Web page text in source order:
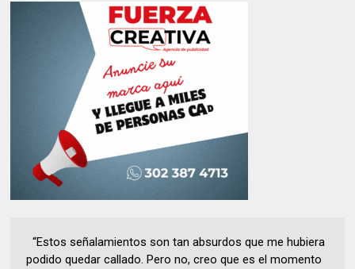
“Estos señalamientos son tan absurdos que me hubiera
podido quedar callado. Pero no, creo que es el momento